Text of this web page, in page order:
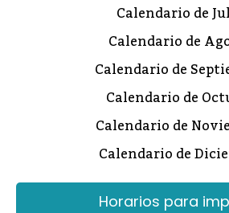
Calendario de
Calendario de
Calendario de
Calendario de
Calendario de
Calendario de
Horarios para